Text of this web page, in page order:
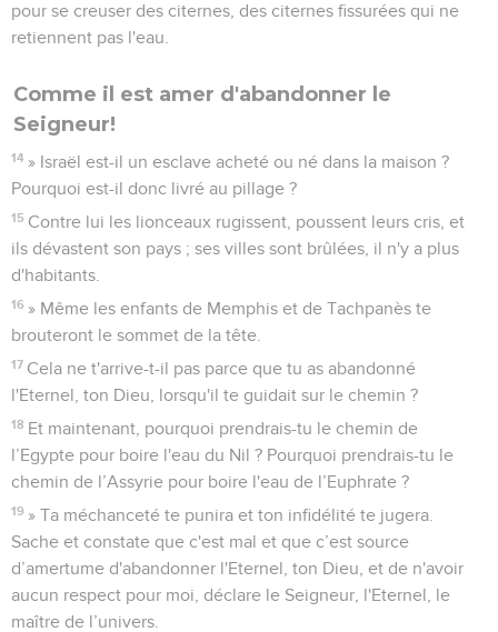
pour se creuser des citernes, des citernes fissurées qui ne
retiennent pas l'eau.
Comme il est amer d'abandonner le
Seigneur!
14 » Israël est-il un esclave acheté ou né dans la maison ?
Pourquoi est-il donc livré au pillage ?
15 Contre lui les lionceaux rugissent, poussent leurs cris, et
ils dévastent son pays ; ses villes sont brûlées, il n'y a plus
d'habitants.
16 » Même les enfants de Memphis et de Tachpanès te
brouteront le sommet de la tête.
17 Cela ne t'arrive-t-il pas parce que tu as abandonné
l'Eternel, ton Dieu, lorsqu'il te guidait sur le chemin ?
18 Et maintenant, pourquoi prendrais-tu le chemin de
l’Egypte pour boire l'eau du Nil ? Pourquoi prendrais-tu le
chemin de l’Assyrie pour boire l'eau de l’Euphrate ?
19 » Ta méchanceté te punira et ton infidélité te jugera.
Sache et constate que c'est mal et que c’est source
d’amertume d'abandonner l'Eternel, ton Dieu, et de n'avoir
aucun respect pour moi, déclare le Seigneur, l'Eternel, le
maître de l’univers.